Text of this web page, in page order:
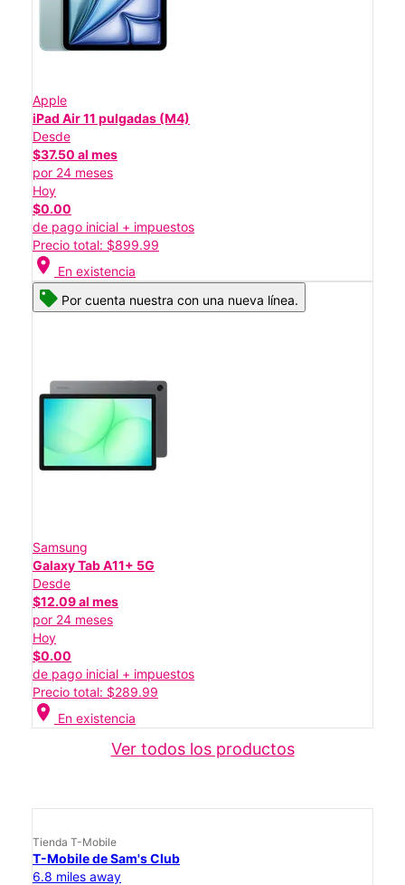
Apple
iPad Air 11 pulgadas (M4)
Desde
$37.50 al mes
por 24 meses
Hoy
$0.00
de pago inicial + impuestos
Precio total: $899.99
location_on En existencia
Por cuenta nuestra con una nueva línea.
Samsung
Galaxy Tab A11+ 5G
Desde
$12.09 al mes
por 24 meses
Hoy
$0.00
de pago inicial + impuestos
Precio total: $289.99
location_on En existencia
Ver todos los productos
Tienda T-Mobile
T-Mobile de Sam's Club
6.8 miles away